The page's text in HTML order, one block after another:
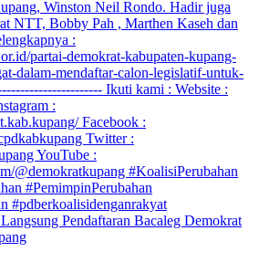
Pendaftaran Bacaleg Demokrat